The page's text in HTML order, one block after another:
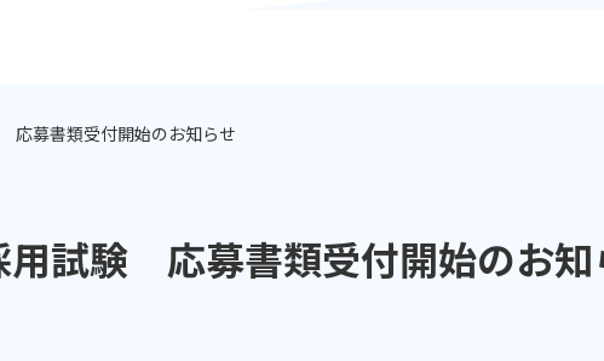
応募書類受付開始のお知らせ
試験 応募書類受付開始のお知